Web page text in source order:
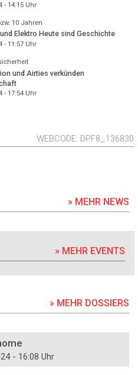
- 14:15Uhr
10 Jahren
Elektro Heute sind Geschichte
- 11:57Uhr
und Airties verkünden
- 17:54Uhr
WEBCODE DPF8_136830
» MEHR NEWS
» MEHR EVENTS
» MEHR DOSSIERS
- 16:08 Uhr